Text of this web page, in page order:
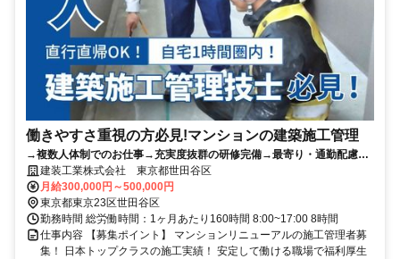
働きやすさ重視の方必見!マンションの建築施工管理
→複数人体制でのお仕事→充実度抜群の研修完備→最寄り・通勤配慮の
現場配置→多彩な経験を積める職場！
建装工業株式会社 東京都世田谷区
月給300,000円～500,000円
東京都東京23区世田谷区
勤務時間 総労働時間：1ヶ月あたり160時間 8:00~17:00 8時間
仕事内容 【募集ポイント】 マンションリニューアルの施工管理者募
集！ 日本トップクラスの施工実績！ 安定して働ける職場で福利厚生